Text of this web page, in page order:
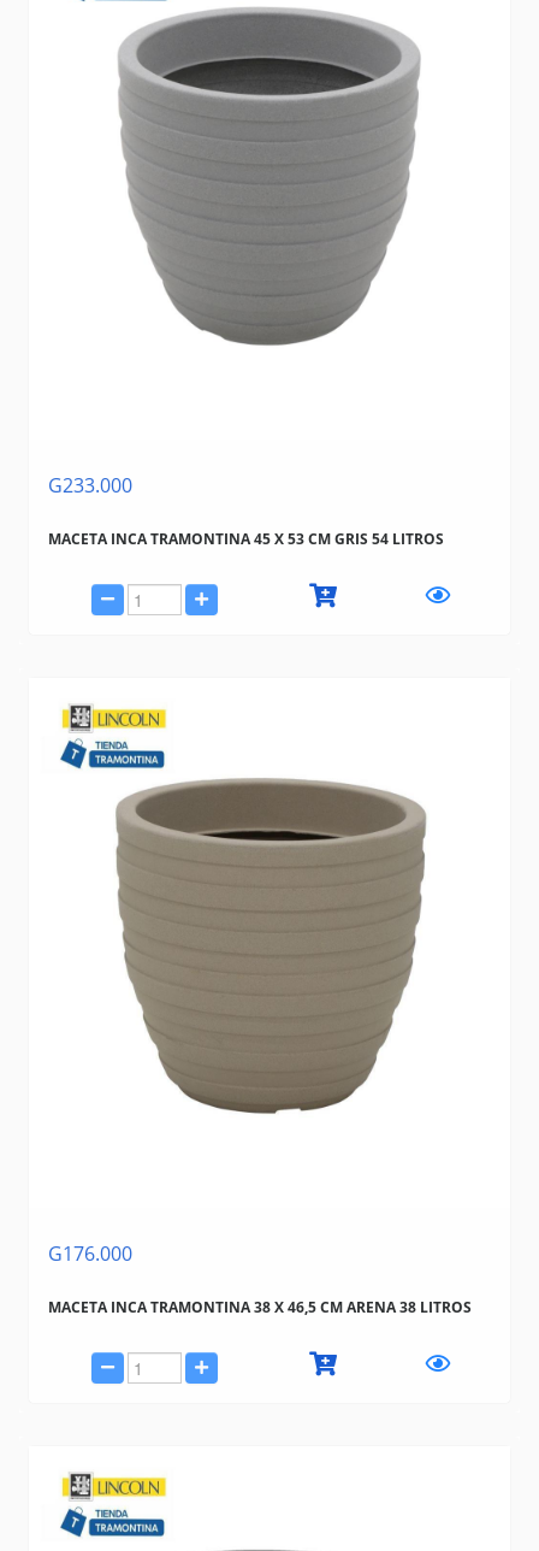
G233.000
MACETA INCA TRAMONTINA 45 X 53 CM GRIS 54 LITROS
G176.000
MACETA INCA TRAMONTINA 38 X 46,5 CM ARENA 38 LITROS